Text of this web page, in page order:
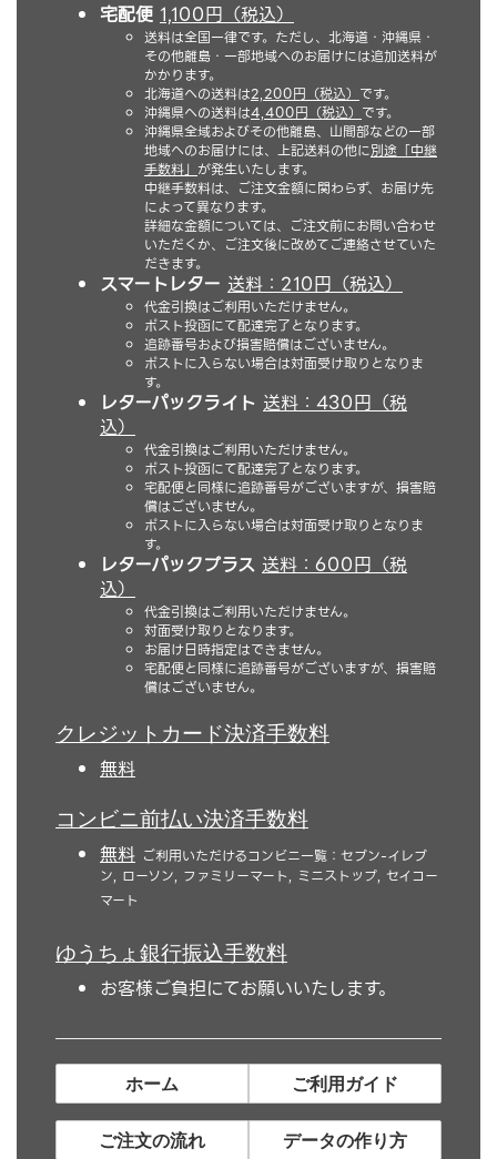
宅配便 1,100円（税込）
送料は全国一律です。ただし、北海道・沖縄県・
その他離島・一部地域へのお届けには追加送料が
かかります。
北海道への送料は2,200円（税込） です。
沖縄県への送料は4,400円（税込） です。
沖縄県全域およびその他離島、山間部などの一部
地域へのお届けには、上記送料の他に別途「中継
手数料」 が発生いたします。
中継手数料は、ご注文金額に関わらず、お届け先
によって異なります。
詳細な金額については、ご注文前にお問い合わせ
いただくか、ご注文後に改めてご連絡させていた
だきます。
スマートレター 送料：210円（税込）
代金引換はご利用いただけません。
ポスト投函にて配達完了となります。
追跡番号および損害賠償はございません。
ポストに入らない場合は対面受け取りとなりま
す。
レターパックライト 送料：430円（税
込）
代金引換はご利用いただけません。
ポスト投函にて配達完了となります。
宅配便と同様に追跡番号がございますが、損害賠
償はございません。
ポストに入らない場合は対面受け取りとなりま
す。
レターパックプラス 送料：600円（税
込）
代金引換はご利用いただけません。
対面受け取りとなります。
お届け日時指定はできません。
宅配便と同様に追跡番号がございますが、損害賠
償はございません。
クレジットカード決済手数料
無料
コンビニ前払い決済手数料
無料 ご利用いただけるコンビニ一覧：セブン-イレブ
ン, ローソン, ファミリーマート, ミニストップ, セイコー
マート
ゆうちょ銀行振込手数料
お客様ご負担にてお願いいたします。
ホーム ご利用ガイド
ご注文の流れ データの作り方